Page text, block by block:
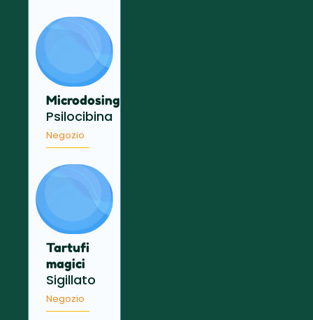
Microdosing
Psilocibina
Negozio
Tartufi
magici
Sigillato
Negozio